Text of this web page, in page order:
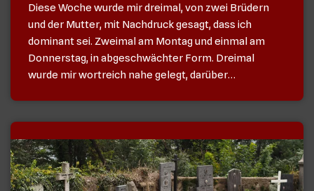
Diese Woche wurde mir dreimal, von zwei Brüdern
und der Mutter, mit Nachdruck gesagt, dass ich
dominant sei. Zweimal am Montag und einmal am
Donnerstag, in abgeschwächter Form. Dreimal
wurde mir wortreich nahe gelegt, darüber…